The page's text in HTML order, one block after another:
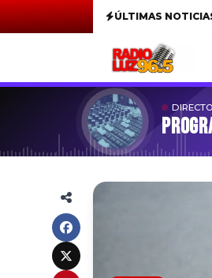
ÚLTIMAS
DIRECTO